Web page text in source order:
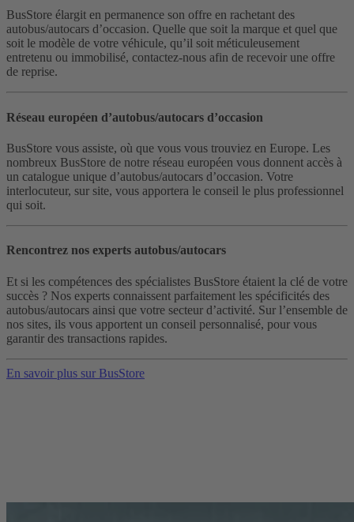
BusStore élargit en permanence son offre en rachetant des
autobus/autocars d’occasion. Quelle que soit la marque et quel que
soit le modèle de votre véhicule, qu’il soit méticuleusement
entretenu ou immobilisé, contactez-nous afin de recevoir une offre
de reprise.
Réseau européen d’autobus/autocars d’occasion
BusStore vous assiste, où que vous vous trouviez en Europe. Les
nombreux BusStore de notre réseau européen vous donnent accès à
un catalogue unique d’autobus/autocars d’occasion. Votre
interlocuteur, sur site, vous apportera le conseil le plus professionnel
qui soit.
Rencontrez nos experts autobus/autocars
Et si les compétences des spécialistes BusStore étaient la clé de votre
succès ? Nos experts connaissent parfaitement les spécificités des
autobus/autocars ainsi que votre secteur d’activité. Sur l’ensemble de
nos sites, ils vous apportent un conseil personnalisé, pour vous
garantir des transactions rapides.
En savoir plus sur BusStore